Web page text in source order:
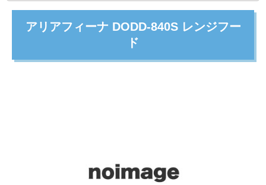
アリアフィーナ DODD-840S レンジフー
ド